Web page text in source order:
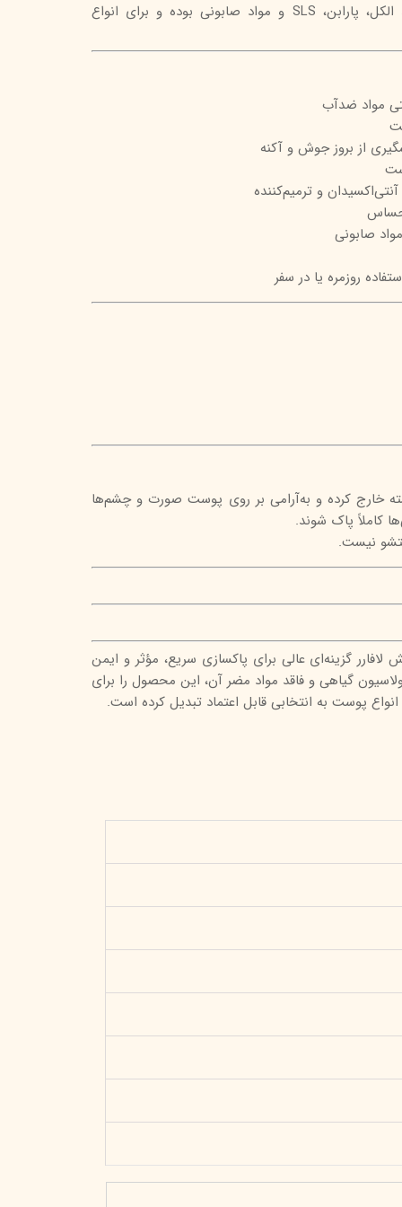
مؤثر است. این پاک‌کننده فاقد الکل، پارابن، SLS و مواد صابونی بوده و برای انواع
مواد ضدآب
از بروز جوش و آکنه
و ترمیم‌کننده
روزمره یا در سفر
خارج کرده و به‌آرامی بر روی پوست صورت و چشم‌ها
کاملاً پاک شوند.
نیست.
گزینه‌ای عالی برای پاکسازی سریع، مؤثر و ایمن
گیاهی و فاقد مواد مضر آن، این محصول را برای
انواع پوست به انتخابی قابل اعتماد تبدیل کرده است.